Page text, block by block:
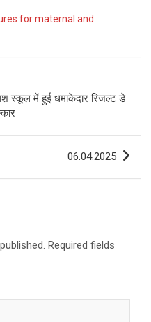
for maternal and
स्कूल में हुई धमाकेदार रिजल्ट डे
06.04.2025
Required fields